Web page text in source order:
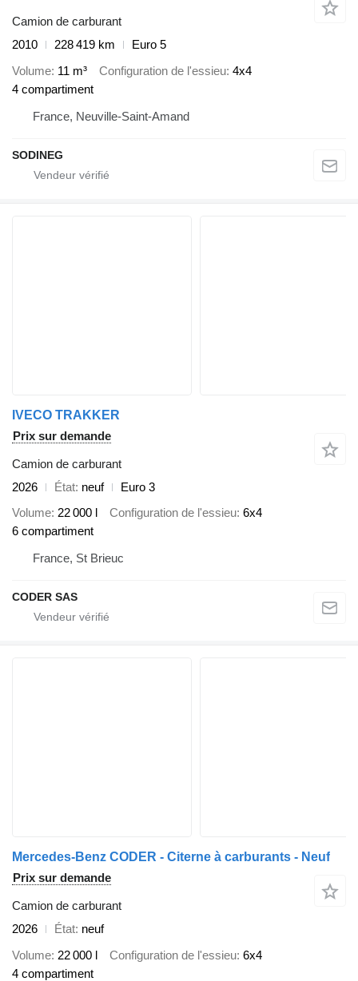
Camion de carburant
2010
228 419 km
Euro 5
Volume 11 m³ Configuration de l'essieu 4x4
4 compartiment
France, Neuville-Saint-Amand
SODINEG
IVECO TRAKKER
Prix sur demande
Camion de carburant
2026
État neuf
Euro 3
Volume 22 000 l Configuration de l'essieu 6x4
6 compartiment
France, St Brieuc
CODER SAS
Mercedes-Benz CODER - Citerne à carburants - Neuf
Prix sur demande
Camion de carburant
2026
État neuf
Volume 22 000 l Configuration de l'essieu 6x4
4 compartiment